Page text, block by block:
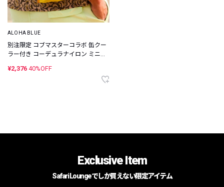
ALOHA BLUE
別注限定 コブマスターコラボ 缶クー
ラー付き コーデュラナイロン ミニウ
¥2,376 40%OFF
Exclusive Item
Safari Loungeでしか買えない限定アイテム